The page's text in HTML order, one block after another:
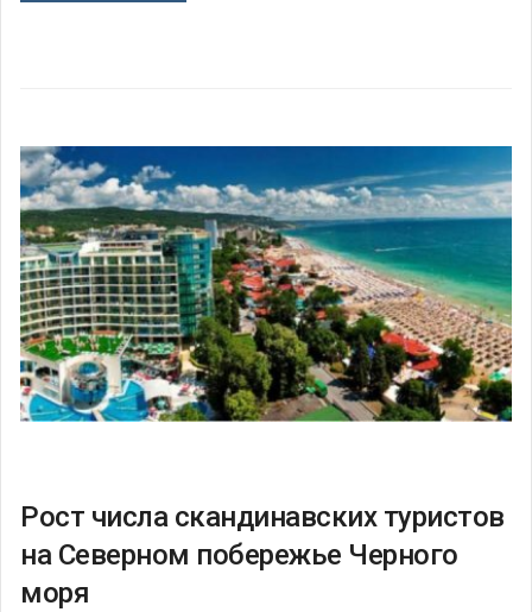
Рост числа скандинавских туристов
на Северном побережье Черного
моря